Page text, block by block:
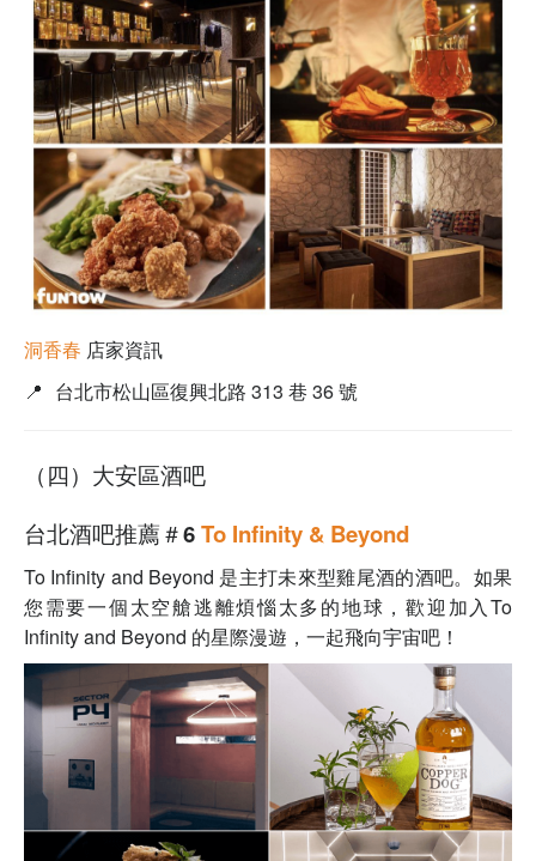
洞香春 店家資訊
📍 台北市松山區復興北路 313 巷 36 號
（四）大安區酒吧
台北酒吧推薦＃6To Infinity & Beyond
To Infinity and Beyond 是主打未來型雞尾酒的酒吧。如果
您需要一個太空艙逃離煩惱太多的地球，歡迎加入To
Infinity and Beyond 的星際漫遊，一起飛向宇宙吧！